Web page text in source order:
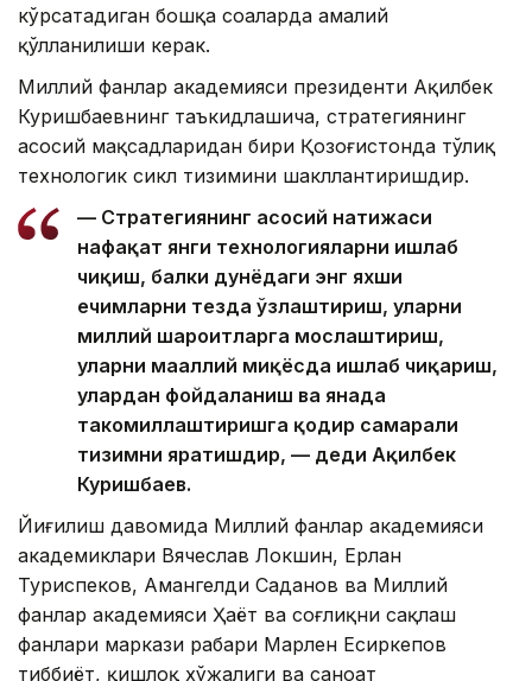
кўрсатадиган бошқа соҳаларда амалий
қўлланилиши керак.
Миллий фанлар академияси президенти Ақилбек
Куришбаевнинг таъкидлашича, стратегиянинг
асосий мақсадларидан бири Қозоғистонда тўлиқ
технологик сикл тизимини шакллантиришдир.
— Стратегиянинг асосий натижаси
нафақат янги технологияларни ишлаб
чиқиш, балки дунёдаги энг яхши
ечимларни тезда ўзлаштириш, уларни
миллий шароитларга мослаштириш,
уларни маҳаллий миқёсда ишлаб чиқариш,
улардан фойдаланиш ва янада
такомиллаштиришга қодир самарали
тизимни яратишдир, — деди Ақилбек
Куришбаев.
Йиғилиш давомида Миллий фанлар академияси
академиклари Вячеслав Локшин, Ерлан
Туриспеков, Амангелди Саданов ва Миллий
фанлар академияси Ҳаёт ва соғлиқни сақлаш
фанлари маркази раҳбари Марлен Есиркепов
тиббиёт, қишлоқ хўжалиги ва саноат